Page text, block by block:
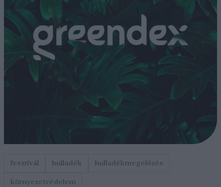
fesztivál hulladék
hulladékmegelőzés
környezetvédelem